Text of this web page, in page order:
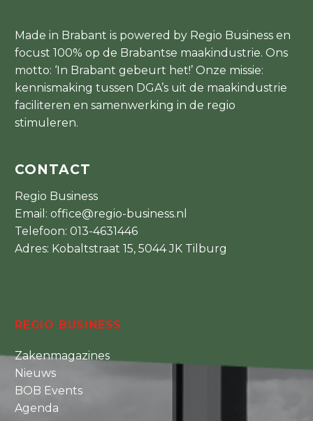
Made in Brabant is powered by Regio Business en
focust 100% op de Brabantse maakindustrie. Ons
motto: ‘In Brabant gebeurt het!’ Onze missie:
kennismaking tussen DGA’s uit de maakindustrie
faciliteren en samenwerking in de regio
stimuleren.
CONTACT
Regio Business
Email: office@regio-business.nl
Telefoon: 013-4631446
Adres: Kobaltstraat 15, 5044 JK Tilburg
REGIO BUSINESS
Zakenmagazines
Nieuws
BOB Events
Agenda